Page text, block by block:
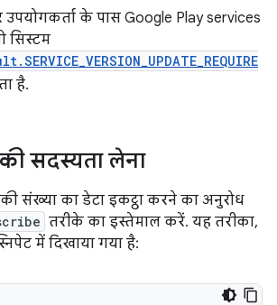
उपयोगकर्ता के पास Google Play services
सिस्टम
है.
सदस्यता लेना
संख्या का डेटा इकट्ठा करने का अनुरोध
तरीके का इस्तेमाल करें. यह तरीका,
में दिखाया गया है: